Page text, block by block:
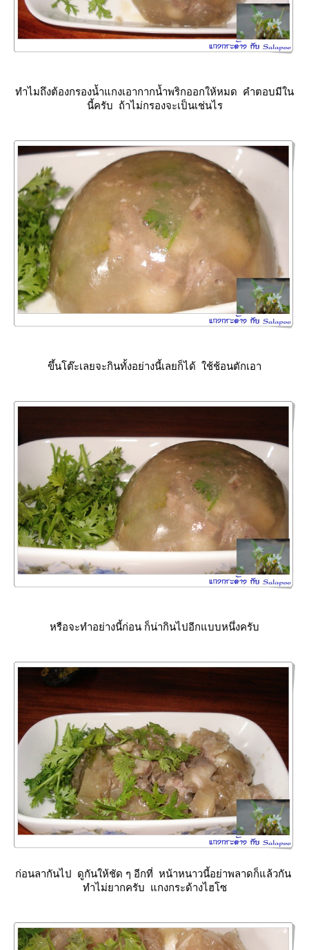
ทำไมถึงต้องกรองน้ำแกงเอากากน้ำพริกออกให้หมด คำตอบมีใน
นี้ครับ ถ้าไม่กรองจะเป็นเช่นไร
ขึ้นโต๊ะเลยจะกินทั้งอย่างนี้เลยก็ได้ ใช้ช้อนตักเอา
หรือจะทำอย่างนี้ก่อน ก็น่ากินไปอีกแบบหนึ่งครับ
ก่อนลากันไป ดูกันให้ชัด ๆ อีกที่ หน้าหนาวนี้อย่าพลาดก็แล้วกัน
ทำไม่ยากครับ แกงกระด้างไฮโซ